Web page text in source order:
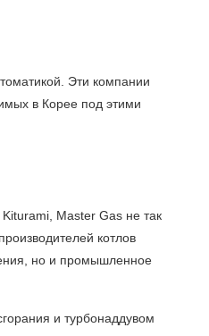
Эти компании
в Корее под этими
Master Gas не так
котлов
но и промышленное
и турбонаддувом